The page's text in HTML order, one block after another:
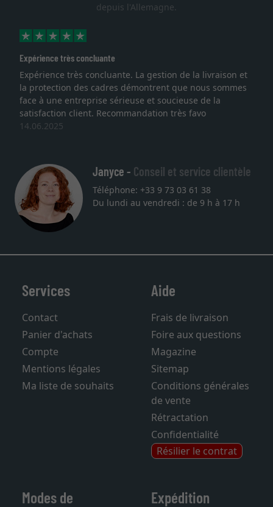
depuis l'Allemagne.
Expérience très concluante
Expérience très concluante. La gestion de la livraison et
la protection des cadres démontrent que nous sommes
face à une entreprise sérieuse et soucieuse de la
satisfaction client. Recommandation très favo
14.06.2025
Janyce - Conseil et service clientèle
Téléphone: +33 9 73 03 61 38
Du lundi au vendredi : de 9 h à 17 h
Services
Contact
Panier d'achats
Compte
Mentions légales
Ma liste de souhaits
Aide
Frais de livraison
Foire aux questions
Magazine
Sitemap
Conditions générales
de vente
Rétractation
Confidentialité
Résilier le contrat
Modes de
Expédition